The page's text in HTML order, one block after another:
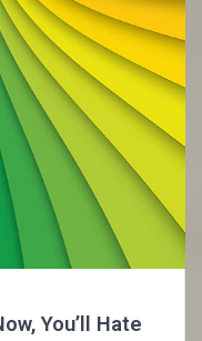
You’ll Hate